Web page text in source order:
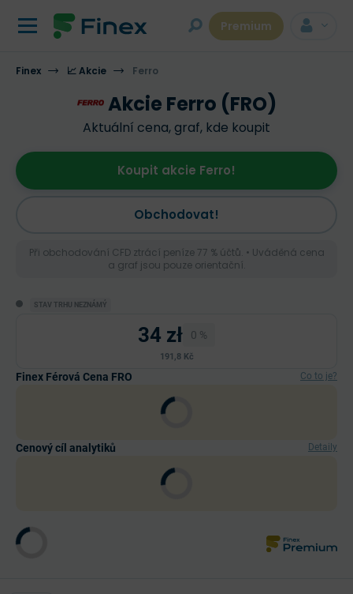
Premium
Finex 📈 Akcie Ferro
Akcie Ferro (FRO)
Aktuální cena, graf, kde koupit
Obchodovat!
Koupit akcie Ferro!
Při obchodování CFD ztrácí peníze 77 % účtů. • Uváděná cena
a graf jsou pouze orientační.
STAV TRHU NEZNÁMÝ
34 zł 0 %
191,8 Kč
Finex Férová Cena FRO Co to je?
Cenový cíl analytiků Detaily